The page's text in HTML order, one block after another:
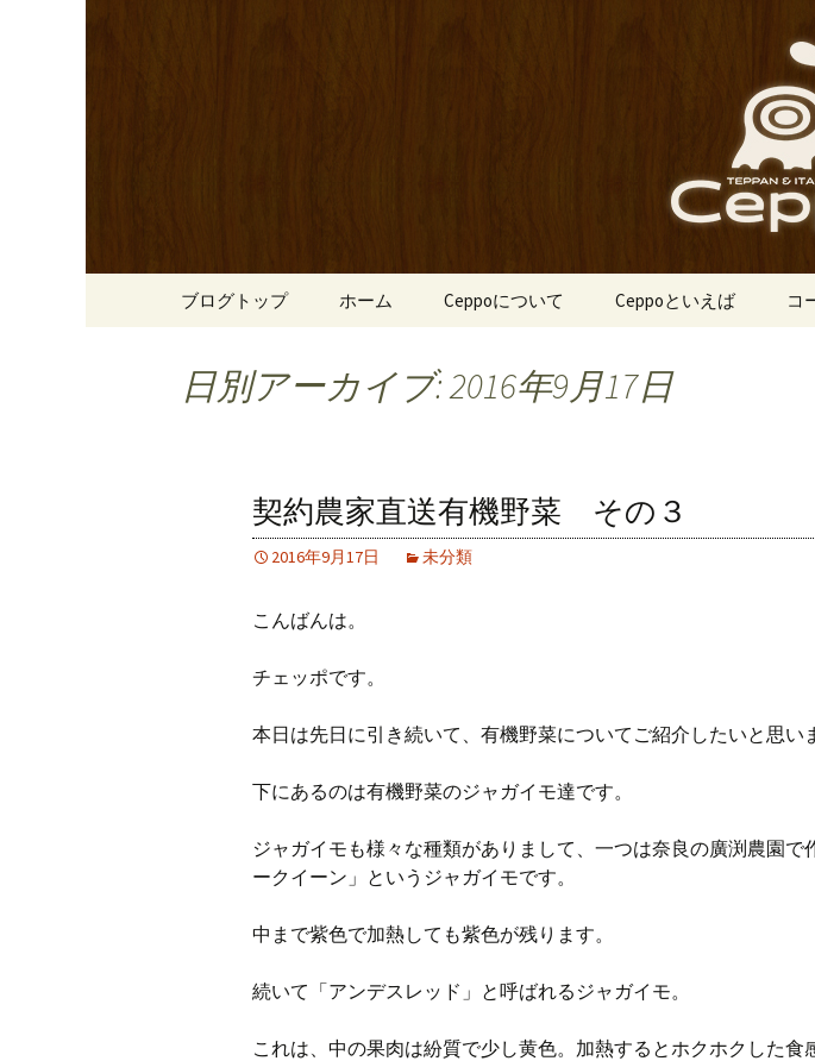
南船場・心斎橋の
「Ceppo（チェッ
リーブ牛のステーキのほか、バルメニューも
コンテンツへ移動
ブログトップ ホーム Ceppoについて Ceppoといえば コ
日別アーカイブ: 2016年9月17日
契約農家直送有機野菜 その３
2016年9月17日 未分類
こんばんは。
チェッポです。
本日は先日に引き続いて、有機野菜についてご紹介したいと思い
下にあるのは有機野菜のジャガイモ達です。
ジャガイモも様々な種類がありまして、一つは奈良の廣渕農園で
ークイーン」というジャガイモです。
中まで紫色で加熱しても紫色が残ります。
続いて「アンデスレッド」と呼ばれるジャガイモ。
これは、中の果肉は紛質で少し黄色。加熱するとホクホクした食